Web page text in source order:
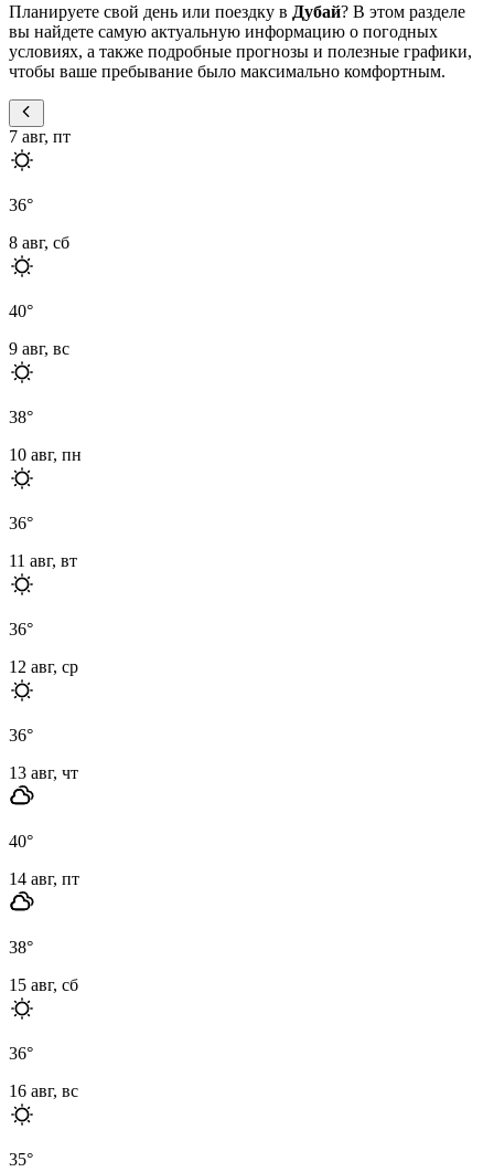
Планируете свой день или поездку в Дубай? В этом разделе
вы найдете самую актуальную информацию о погодных
условиях, а также подробные прогнозы и полезные графики,
чтобы ваше пребывание было максимально комфортным.
7 авг, пт
36°
8 авг, сб
40°
9 авг, вс
38°
10 авг, пн
36°
11 авг, вт
36°
12 авг, ср
36°
13 авг, чт
40°
14 авг, пт
38°
15 авг, сб
36°
16 авг, вс
35°